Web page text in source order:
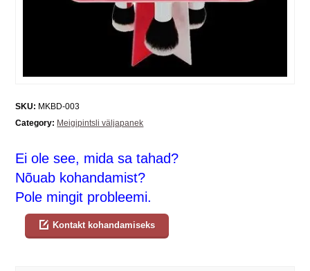
SKU: MKBD-003
Category: Meigipintsli väljapanek
Ei ole see, mida sa tahad?
Nõuab kohandamist?
Pole mingit probleemi.
Kontakt kohandamiseks